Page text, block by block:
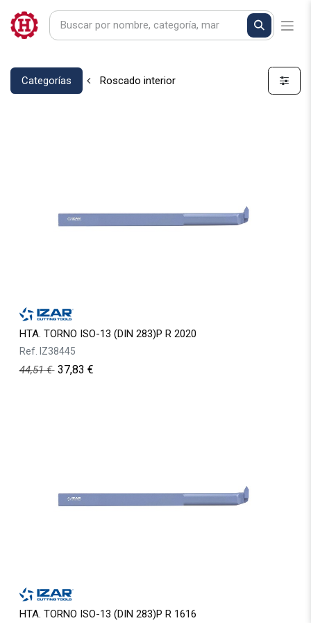
Categorías Roscado interior
HTA. TORNO ISO-13 (DIN 283)P R 2020
Ref. IZ38445
44,51€ 37,83 €
HTA. TORNO ISO-13 (DIN 283)P R 1616